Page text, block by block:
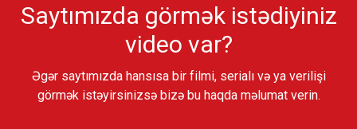
Saytımızda görmək istədiyiniz
video var?
Əgər saytımızda hansısa bir filmi, serialı və ya verilişi
görmək istəyirsinizsə bizə bu haqda məlumat verin.